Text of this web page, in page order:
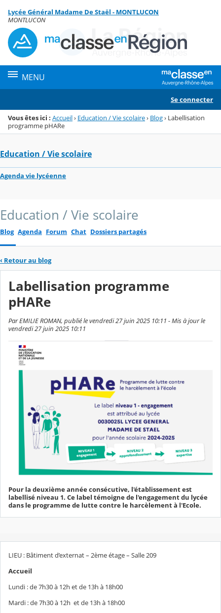
Menu de la rubrique
Contenu
Lycée Général Madame De Staël - MONTLUCON
MONTLUCON
MENU
Se connecter
Vous êtes ici : Accueil› Education / Vie scolaire› Blog› Labellisation
programme pHARe
Education / Vie scolaire
Agenda vie lycéenne
Education / Vie scolaire
Blog Agenda Forum Chat Dossiers partagés
‹ Retour au blog
Labellisation programme
pHARe
Par EMILIE ROMAN, publié le vendredi 27 juin 2025 10:11 - Mis à jour le
vendredi 27 juin 2025 10:11
Pour la deuxième année consécutive, l'établissement est
labellisé niveau 1. Ce label témoigne de l'engagement du lycée
dans le programme de lutte contre le harcèlement à l'Ecole.
LIEU : Bâtiment d’externat – 2ème étage – Salle 209
Accueil
Lundi : de 7h30 à 12h et de 13h à 18h00
Mardi : de 7h30 à 12h et de 13h à 18h00